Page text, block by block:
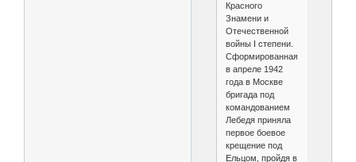
Красного
Знамени и
Отечественной
вой­ны I степени.
Сформированная
в апреле 1942
года в Москве
бригада под
командованием
Лебе­дя приняла
первое боевое
крещение под
Ельцом, пройдя в